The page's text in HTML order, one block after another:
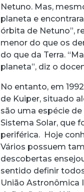
Netuno. Mas,
planeta e
órbita de Netuno”,
menor do que os
do que da Terra.
planeta”, diz o
No entanto, em
de Kuiper, situado
são uma espécie
Sistema Solar, que
periférica. Hoje
Vários possuem
descobertas
sentido definir
União Astronômica